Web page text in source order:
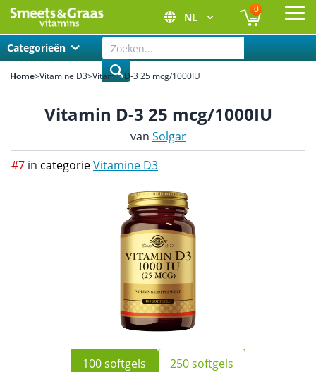
NL
0
Categorieën
Home>Vitamine D3>Vitamin D-3 25 mcg/1000IU
Vitamin D-3 25 mcg/1000IU
van Solgar
#7 in categorieVitamine D3
100 softgels
250 softgels